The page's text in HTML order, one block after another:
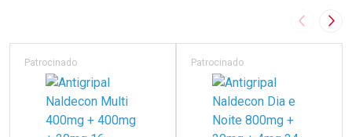
Imagem
Patrocinado Patrocinado